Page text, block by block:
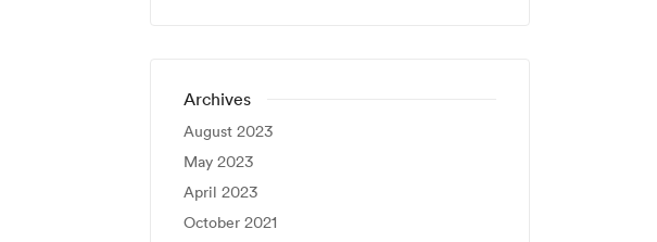
Archives
August 2023
May 2023
April 2023
October 2021